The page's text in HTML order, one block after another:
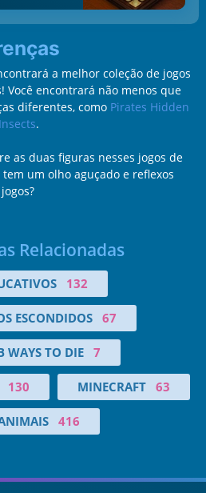
a melhor coleção de jogos
Você encontrará não menos que
diferentes, como Pirates Hidden
.
as duas figuras nesses jogos de
um olho aguçado e reflexos
Relacionadas
132
ESCONDIDOS 67
WAYS TO DIE 7
130 MINECRAFT 63
416